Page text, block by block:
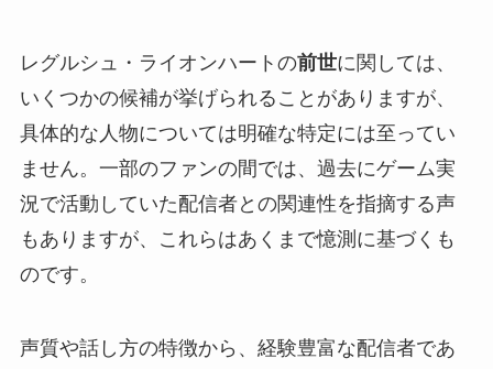
レグルシュ・ライオンハートの前世に関しては、
いくつかの候補が挙げられることがありますが、
具体的な人物については明確な特定には至ってい
ません。一部のファンの間では、過去にゲーム実
況で活動していた配信者との関連性を指摘する声
もありますが、これらはあくまで憶測に基づくも
のです。
声質や話し方の特徴から、経験豊富な配信者であ